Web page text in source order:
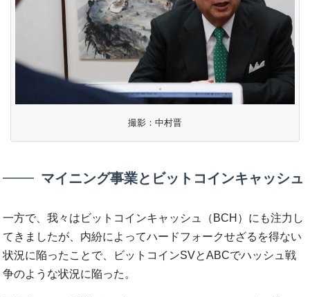
撮影：中村晋
マイニング事業とビットコインキャッシュ
一方で、我々はビットコインキャッシュ（BCH）にも注力し
てきましたが、内紛によってハードフォークせざるを得ない
状況に陥ったことで、ビットコインSVとABCでハッシュ戦
争のような状況に陥った。